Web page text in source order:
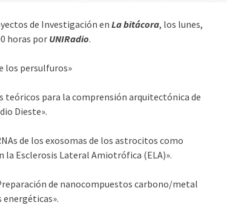
de Investigación en La bitácora, los lunes,
horas por UNIRadio.
los persulfuros»
teóricos para la comprensión arquitectónica de
Dieste».
de los exosomas de los astrocitos como
la Esclerosis Lateral Amiotrófica (ELA)».
de nanocompuestos carbono/metal